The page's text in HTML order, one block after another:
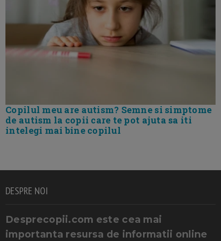
Copilul meu are autism? Semne si simptome
de autism la copii care te pot ajuta sa iti
intelegi mai bine copilul
DESPRE NOI
Desprecopii.com este cea mai
importanta resursa de informatii online